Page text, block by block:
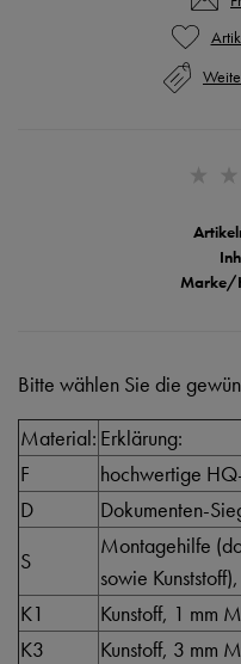
Marke/
Bitte wählen Sie die
Material: Erklärung:
F
hochwertige
D
Dokumenten-
S
Montagehilfe
sowie
K1
Kunstoff, 1 mm
K3
Kunstoff, 3 mm